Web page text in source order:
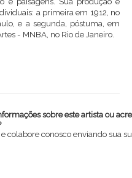
a primeira em 1912, no
e a segunda, póstuma, em
- MNBA, no Rio de Janeiro.
sobre este artista ou
colabore conosco enviando sua